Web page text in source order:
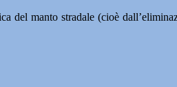
manto stradale (cioè